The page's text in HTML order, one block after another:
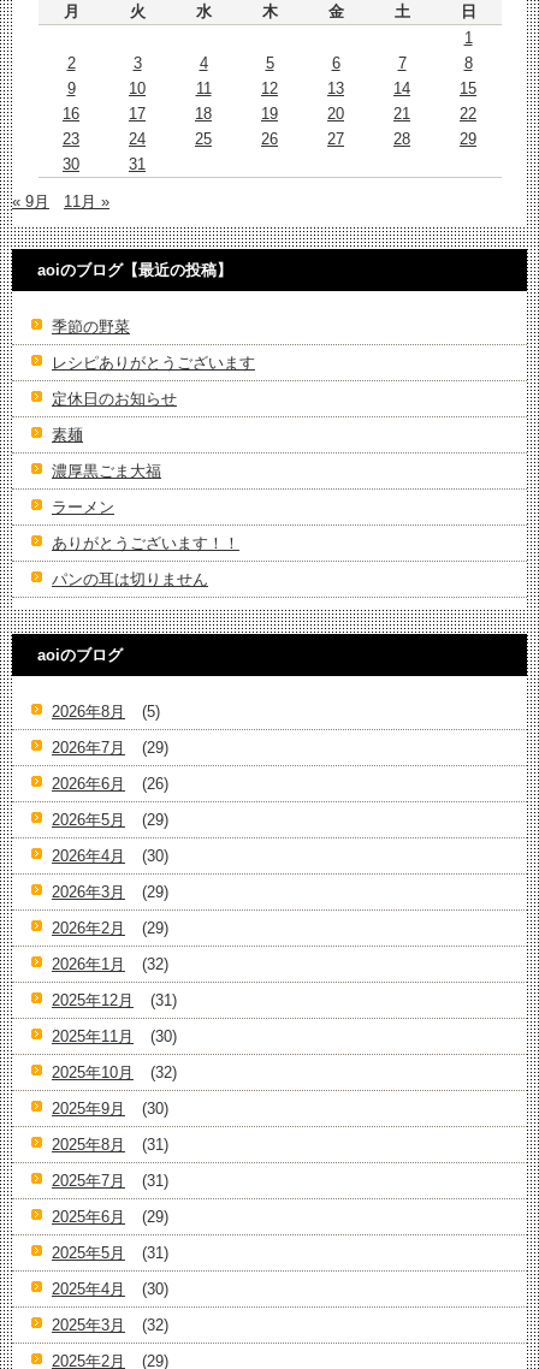
月 火 水 木 金 土
日
1
2
3 4 5 6 7
8
9
10 11 12 13 14
15
16
17 18 19 20 21
22
23
24 25 26 27 28
29
30
31
« 9月 11月 »
aoiのブログ【最近の投稿】
季節の野菜
レシピありがとうございます
定休日のお知らせ
素麺
濃厚黒ごま大福
ラーメン
ありがとうございます！！
パンの耳は切りません
aoiのブログ
2026年8月
(5)
2026年7月
(29)
2026年6月
(26)
2026年5月
(29)
2026年4月
(30)
2026年3月
(29)
2026年2月
(29)
2026年1月
(32)
2025年12月
(31)
2025年11月
(30)
2025年10月
(32)
2025年9月
(30)
2025年8月
(31)
2025年7月
(31)
2025年6月
(29)
2025年5月
(31)
2025年4月
(30)
2025年3月
(32)
2025年2月
(29)